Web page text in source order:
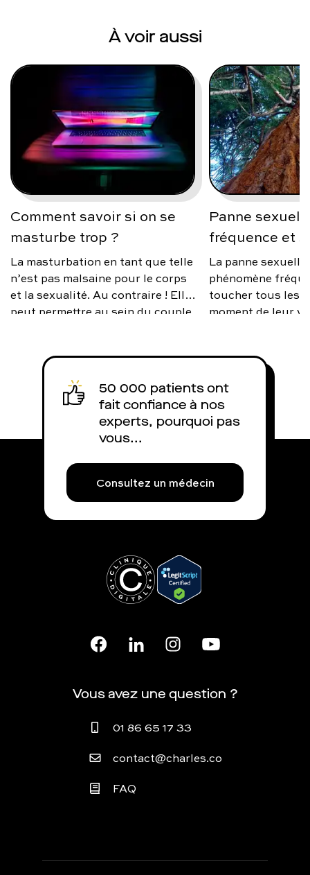
À voir aussi
Comment savoir si on se
masturbe trop ?
La masturbation en tant que telle
n’est pas malsaine pour le corps
et la sexualité. Au contraire ! Elle
peut permettre au sein du couple
nous ne sommes pas toujours sur
la même échelle, et c’est normal.
Alors comment savoir si on se
masturbe trop ? Une
masturbation excessive est
souvent le symptôme d’un stress
qui, lui, peut induire des
problèmes d’érection. Et le risque
est de cumuler la masturbation
avec un visionnage trop
Panne
fréquence et
La panne
phénomène
toucher tous les
moment de leur
faut-il s’inquiéter
éviter ce trouble
solutions
devient récurrent
50 000 patients ont
fait confiance à nos
experts, pourquoi pas
vous...
Consultez un médecin
Vous avez une question ?
01 86 65 17 33
contact@charles.co
FAQ